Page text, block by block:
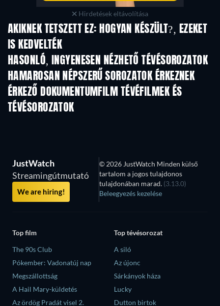
Hirdetések eltávolítása
AKIKNEK TETSZETT EZ: HOGYAN KÉSZÜLT?, EZEKET
IS KEDVELTÉK
HASONLÓ, INGYENESEN NÉZHETŐ TÉVÉSOROZATOK
TV TV
HAMAROSAN NÉPSZERŰ SOROZATOK ÉRKEZNEK
TV TV
ÉRKEZŐ DOKUMENTUMFILM TÉVÉFILMEK ÉS
TÉVÉSOROZATOK
Évad 1
JustWatch
Streamingútmutató
We are hiring!
© 2026 JustWatch Minden külső
tartalom a jogos tulajdonos
tulajdonában marad. (3.13.0)
Beleegyezés kezelése
Top film
The 90s Club
Pókember: Vadonatúj nap
Megszállottság
A Hail Mary-küldetés
Az ördög Pradát visel 2.
Top tévésorozat
A siló
Az újonc
Sárkányok háza
Lucky
Dutton birtok